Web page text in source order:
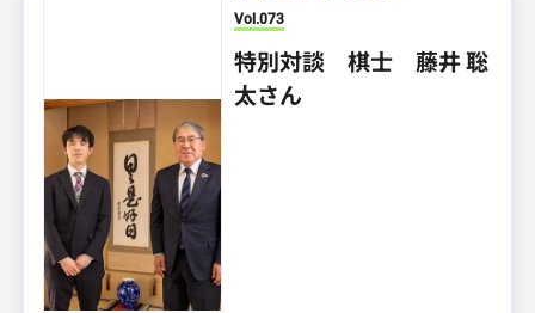
Vol.073
特別対談 棋士 藤井 聡
太さん